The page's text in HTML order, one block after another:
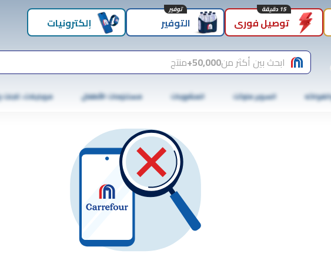
توصيل فوري
15 دقيقة
التوفير
توفير
إلكترونيات
ابحث بين أكثر من50,000+ منتج
السوبر ماركت المشروبات مستلزمات الأطفال موبايلات،